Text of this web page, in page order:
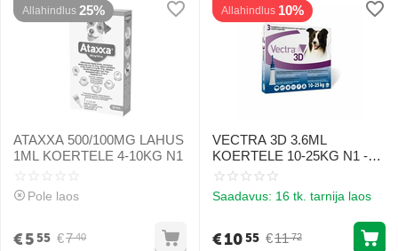
Allahindlus 25%
ATAXXA 500/100MG LAHUS
1ML KOERTELE 4-10KG N1
Pole laos
€7 40
€555
Allahindlus 10%
VECTRA 3D 3.6ML
KOERTELE 10-25KG N1 -
PARASIITIDE VASTU
Saadavus: 16 tk. tarnija laos
€11 72
€1055